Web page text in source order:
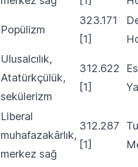
Popülizm
323.171
[1]
Ulusalcılık,
Atatürkçülük,
sekülerizm
312.622
[1]
Liberal
muhafazakârlık,
merkez sağ
312.287
[1]